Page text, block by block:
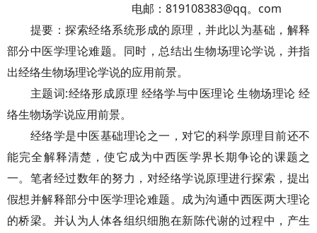
电邮：819108383@qq。com
提要：探索经络系统形成的原理，并此以为基础，解释
部分中医学理论难题。同时，总结出生物场理论学说，并指
出经络生物场理论学说的应用前景。
主题词:经络形成原理 经络学与中医理论 生物场理论 经
络生物场学说应用前景。
经络学是中医基础理论之一，对它的科学原理目前还不
能完全解释清楚，使它成为中西医学界长期争论的课题之
一。笔者经过数年的努力，对经络学说原理进行探索，提出
假想并解释部分中医学理论难题。成为沟通中西医两大理论
的桥梁。并认为人体各组织细胞在新陈代谢的过程中，产生